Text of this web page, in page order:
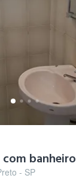
banheiro
- SP